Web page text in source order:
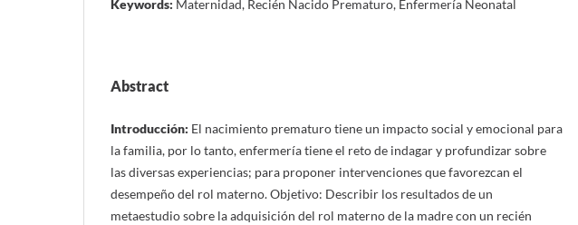
Keywords: Maternidad, Recién Nacido Prematuro, Enfermería Neonatal
Abstract
Introducción: El nacimiento prematuro tiene un impacto social y emocional para
la familia, por lo tanto, enfermería tiene el reto de indagar y profundizar sobre
las diversas experiencias; para proponer intervenciones que favorezcan el
desempeño del rol materno. Objetivo: Describir los resultados de un
metaestudio sobre la adquisición del rol materno de la madre con un recién